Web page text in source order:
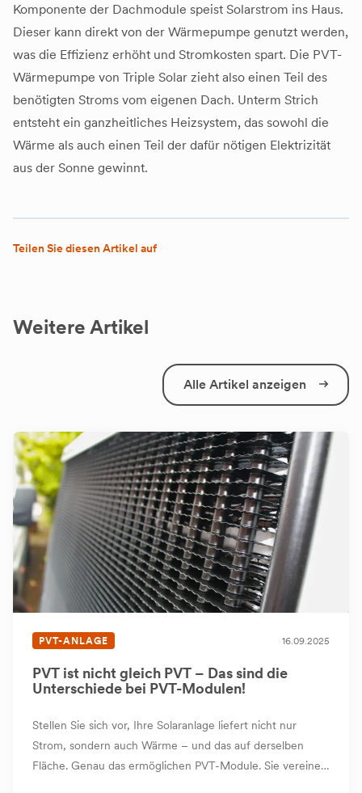
Komponente der Dachmodule speist Solarstrom ins Haus.
Dieser kann direkt von der Wärmepumpe genutzt werden,
was die Effizienz erhöht und Stromkosten spart. Die PVT-
Wärmepumpe von Triple Solar zieht also einen Teil des
benötigten Stroms vom eigenen Dach. Unterm Strich
entsteht ein ganzheitliches Heizsystem, das sowohl die
Wärme als auch einen Teil der dafür nötigen Elektrizität
aus der Sonne gewinnt.
Teilen Sie diesen Artikel auf
Weitere Artikel
Alle Artikel anzeigen
PVT-ANLAGE 16.09.2025
PVT ist nicht gleich PVT – Das sind die
Unterschiede bei PVT-Modulen!
Stellen Sie sich vor, Ihre Solaranlage liefert nicht nur
Strom, sondern auch Wärme – und das auf derselben
Fläche. Genau das ermöglichen PVT-Module. Sie vereinen